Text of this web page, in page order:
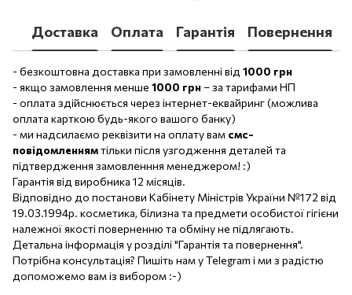
Доставка Оплата Гарантія Повернення
- безкоштовна доставка при замовленні від 1000 грн
- якщо замовлення менше 1000 грн– за тарифами НП
- оплата здійснюється через інтернет-еквайринг (можлива
оплата карткою будь-якого вашого банку)
- ми надсилаємо реквізити на оплату вам смс-
повідомленнямтільки після узгодження деталей та
підтвердження замовленння менеджером! :)
Гарантія від виробника 12 місяців.
Відповідно до постанови Кабінету Міністрів України №172 від
19.03.1994р. косметика, білизна та предмети особистої гігієни
належної якості поверненню та обміну не підлягають.
Детальна інформація у розділі "Гарантія та повернення".
Потрібна консультація? Пишіть нам у Telegram і ми з радістю
допоможемо вам із вибором :-)